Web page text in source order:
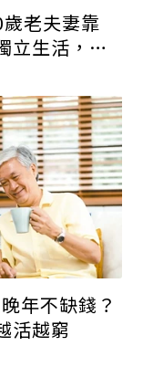
老夫妻靠
立生活，身
年不缺錢？
活越窮